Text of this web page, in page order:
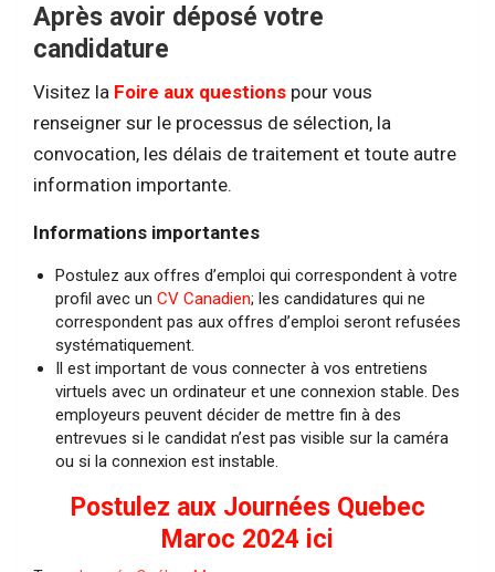
Après avoir déposé votre
candidature
Visitez la Foire aux questions pour vous
renseigner sur le processus de sélection, la
convocation, les délais de traitement et toute autre
information importante.
Informations importantes
Postulez aux offres d’emploi qui correspondent à votre
profil avec un CV Canadien; les candidatures qui ne
correspondent pas aux offres d’emploi seront refusées
systématiquement.
Il est important de vous connecter à vos entretiens
virtuels avec un ordinateur et une connexion stable. Des
employeurs peuvent décider de mettre fin à des
entrevues si le candidat n’est pas visible sur la caméra
ou si la connexion est instable.
Postulez aux Journées Quebec
Maroc 2024 ici